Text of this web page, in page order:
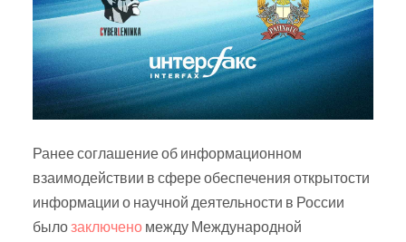
Ранее соглашение об информационном
взаимодействии в сфере обеспечения открытости
информации о научной деятельности в России
былозаключеномежду Международной